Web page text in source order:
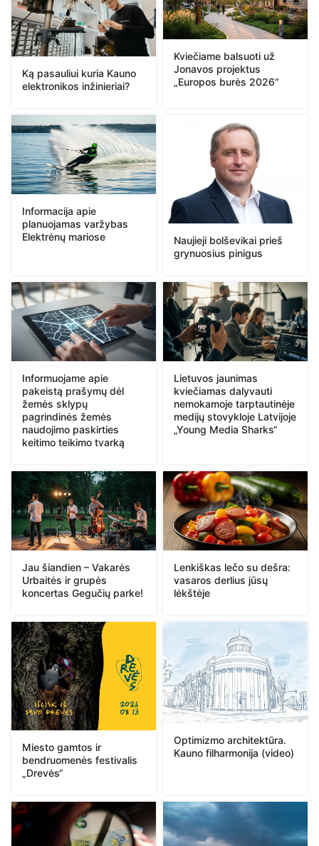
Ką pasauliui kuria Kauno
elektronikos inžinieriai?
Kviečiame balsuoti už
Jonavos projektus
„Europos burės 2026“
Informacija apie
planuojamas varžybas
Elektrėnų mariose
Naujieji bolševikai prieš
grynuosius pinigus
Informuojame apie
pakeistą prašymų dėl
žemės sklypų
pagrindinės žemės
naudojimo paskirties
keitimo teikimo tvarką
Lietuvos jaunimas
kviečiamas dalyvauti
nemokamoje tarptautinėje
medijų stovykloje Latvijoje
„Young Media Sharks“
Jau šiandien – Vakarės
Urbaitės ir grupės
koncertas Gegučių parke!
Lenkiškas lečo su dešra:
vasaros derlius jūsų
lėkštėje
Miesto gamtos ir
bendruomenės festivalis
„Drevės“
Optimizmo architektūra.
Kauno filharmonija (video)